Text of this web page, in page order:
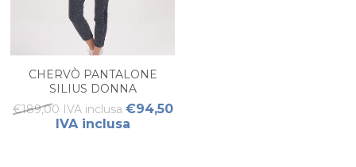
CHERVÒ PANTALONE
SILIUS DONNA
€189,00 IVA inclusa €94,50
IVA inclusa